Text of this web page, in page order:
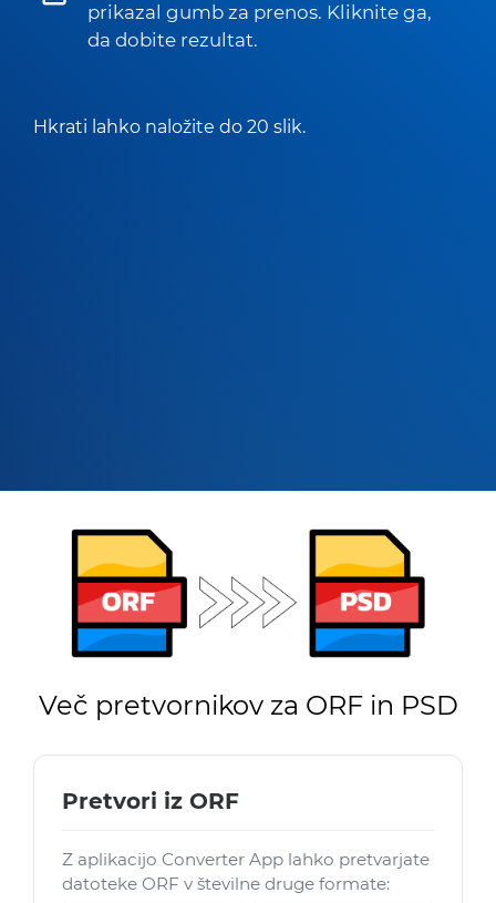
prikazal gumb za prenos. Kliknite ga,
da dobite rezultat.
Hkrati lahko naložite do 20 slik.
Več pretvornikov za ORF in PSD
Pretvori iz ORF
Z aplikacijo Converter App lahko pretvarjate
datoteke ORF v številne druge formate: